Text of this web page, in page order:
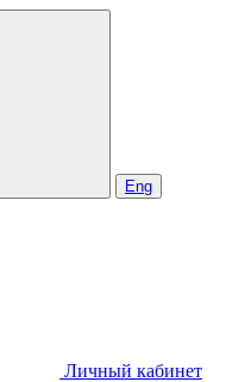
Eng
Личный кабинет